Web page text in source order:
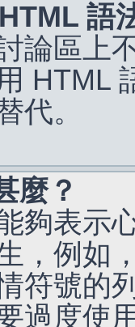
語
論區上
HTML
代。
麼？
夠表示
，例如
符號的
過度使